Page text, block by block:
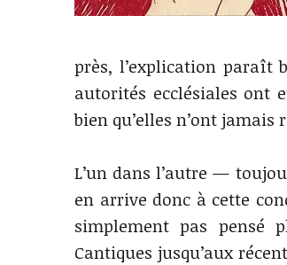
près, l’explication paraît
autorités ecclésiales ont
bien qu’elles n’ont jamais
L’un dans l’autre —
en arrive donc à cette
simplement pas pensé
Cantiques jusqu’aux